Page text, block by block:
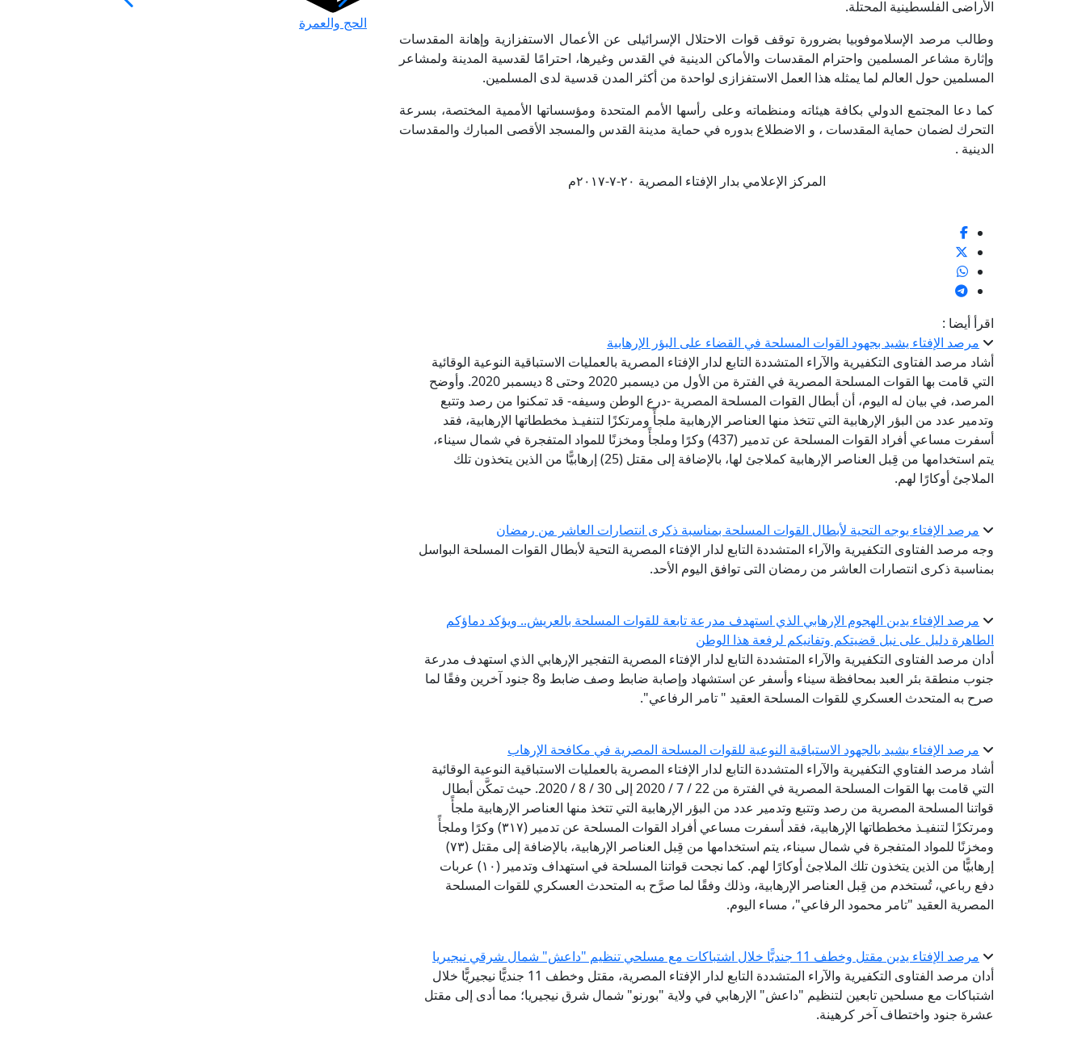
الأراضى الفلسطينية المحتلة.
وطالب مرصد الإسلاموفوبيا بضرورة توقف قوات الاحتلال الإسرائيلى عن الأعمال الاستفزازية وإهانة المقدسات
وإثارة مشاعر المسلمين واحترام المقدسات والأماكن الدينية في القدس وغيرها، احترامًا لقدسية المدينة ولمشاعر
المسلمين حول العالم لما يمثله هذا العمل الاستفزازى لواحدة من أكثر المدن قدسية لدى المسلمين.
كما دعا المجتمع الدولي بكافة هيئاته ومنظماته وعلى رأسها الأمم المتحدة ومؤسساتها الأممية المختصة، بسرعة
التحرك لضمان حماية المقدسات ، و الاضطلاع بدوره في حماية مدينة القدس والمسجد الأقصى المبارك والمقدسات
الدينية .
المركز الإعلامي بدار الإفتاء المصرية ٢٠-٧-٢٠١٧م
اقرأ أيضا :
مرصد الإفتاء يشيد بجهود القوات المسلحة في القضاء على البؤر الإرهابية
أشاد مرصد الفتاوى التكفيرية والآراء المتشددة التابع لدار الإفتاء المصرية بالعمليات الاستباقية النوعية الوقائية
التي قامت بها القوات المسلحة المصرية في الفترة من الأول من ديسمبر 2020 وحتى 8 ديسمبر 2020. وأوضح
المرصد، في بيان له اليوم، أن أبطال القوات المسلحة المصرية -درع الوطن وسيفه- قد تمكنوا من رصد وتتبع
وتدمير عدد من البؤر الإرهابية التي تتخذ منها العناصر الإرهابية ملجأً ومرتكزًا لتنفيـذ مخططاتها الإرهابية، فقد
أسفرت مساعي أفراد القوات المسلحة عن تدمير (437) وكرًا وملجأً ومخزنًا للمواد المتفجرة في شمال سيناء،
يتم استخدامها من قِبل العناصر الإرهابية كملاجئ لها، بالإضافة إلى مقتل (25) إرهابيًّا من الذين يتخذون تلك
الملاجئ أوكارًا لهم.
مرصد الإفتاء يوجه التحية لأبطال القوات المسلحة بمناسبة ذكرى انتصارات العاشر من رمضان
وجه مرصد الفتاوى التكفيرية والآراء المتشددة التابع لدار الإفتاء المصرية التحية لأبطال القوات المسلحة البواسل
بمناسبة ذكرى انتصارات العاشر من رمضان التى توافق اليوم الأحد.
مرصد الإفتاء يدين الهجوم الإرهابي الذي استهدف مدرعة تابعة للقوات المسلحة بالعريش.. ويؤكد دماؤكم
الطاهرة دليل على نبل قضيتكم وتفانيكم لرفعة هذا الوطن
أدان مرصد الفتاوى التكفيرية والآراء المتشددة التابع لدار الإفتاء المصرية التفجير الإرهابي الذي استهدف مدرعة
جنوب منطقة بئر العبد بمحافظة سيناء وأسفر عن استشهاد وإصابة ضابط وصف ضابط و8 جنود آخرين وفقًا لما
صرح به المتحدث العسكري للقوات المسلحة العقيد " تامر الرفاعي".
مرصد الإفتاء يشيد بالجهود الاستباقية النوعية للقوات المسلحة المصرية في مكافحة الإرهاب
أشاد مرصد الفتاوي التكفيرية والآراء المتشددة التابع لدار الإفتاء المصرية بالعمليات الاستباقية النوعية الوقائية
التي قامت بها القوات المسلحة المصرية في الفترة من 22 / 7 / 2020 إلى 30 / 8 / 2020. حيث تمكَّن أبطال
قواتنا المسلحة المصرية من رصد وتتبع وتدمير عدد من البؤر الإرهابية التي تتخذ منها العناصر الإرهابية ملجأً
ومرتكزًا لتنفيـذ مخططاتها الإرهابية، فقد أسفرت مساعي أفراد القوات المسلحة عن تدمير (٣١٧) وكرًا وملجأً
ومخزنًا للمواد المتفجرة في شمال سيناء، يتم استخدامها من قِبل العناصر الإرهابية، بالإضافة إلى مقتل (٧٣)
إرهابيًّا من الذين يتخذون تلك الملاجئ أوكارًا لهم. كما نجحت قواتنا المسلحة في استهداف وتدمير (١٠) عربات
دفع رباعي، تُستخدم من قِبل العناصر الإرهابية، وذلك وفقًا لما صرَّح به المتحدث العسكري للقوات المسلحة
المصرية العقيد "تامر محمود الرفاعي"، مساء اليوم.
مرصد الإفتاء يدين مقتل وخطف 11 جنديًّا خلال اشتباكات مع مسلحي تنظيم "داعش" شمال شرقي نيجيريا
أدان مرصد الفتاوى التكفيرية والآراء المتشددة التابع لدار الإفتاء المصرية، مقتل وخطف 11 جنديًّا نيجيريًّا خلال
اشتباكات مع مسلحين تابعين لتنظيم "داعش" الإرهابي في ولاية "بورنو" شمال شرق نيجيريا؛ مما أدى إلى مقتل
عشرة جنود واختطاف آخر كرهينة.
الحج والعمرة